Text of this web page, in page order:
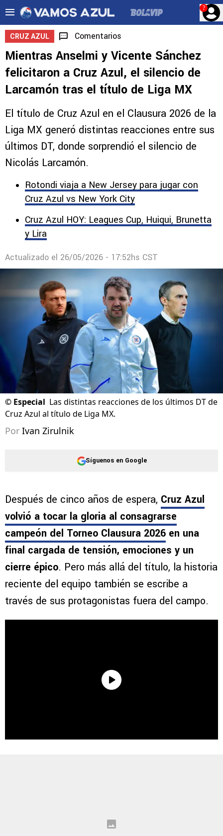
?
CRUZ AZUL Comentarios
Mientras Anselmi y Vicente Sánchez
felicitaron a Cruz Azul, el silencio de
Larcamón tras el título de Liga MX
El título de Cruz Azul en el Clausura 2026 de la
Liga MX generó distintas reacciones entre sus
últimos DT, donde sorprendió el silencio de
Nicolás Larcamón.
Rotondi viaja a New Jersey para jugar con
Cruz Azul vs New York City
Cruz Azul HOY: Leagues Cup, Huiqui, Brunetta
y Lira
Actualizado el 26/05/2026 - 17:52hs CST
© Especial Las distintas reacciones de los últimos DT de
Cruz Azul al título de Liga MX.
Por Ivan Zirulnik
Síguenos en Google
Después de cinco años de espera, Cruz Azul
volvió a tocar la gloria al consagrarse
campeón del Torneo Clausura 2026 en una
final cargada de tensión, emociones y un
cierre épico. Pero más allá del título, la historia
reciente del equipo también se escribe a
través de sus protagonistas fuera del campo.